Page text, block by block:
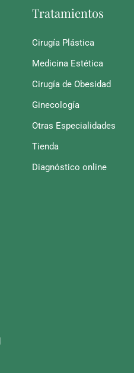
Tratamientos
Cirugía Plástica
Medicina Estética
Cirugía de Obesidad
Ginecología
Otras Especialidades
Tienda
Diagnóstico online